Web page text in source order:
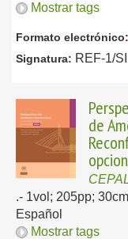
Mostrar tags
Formato electrónico:
Signatura: REF-1/
de
.- 1vol; 205pp;
Español
Mostrar tags